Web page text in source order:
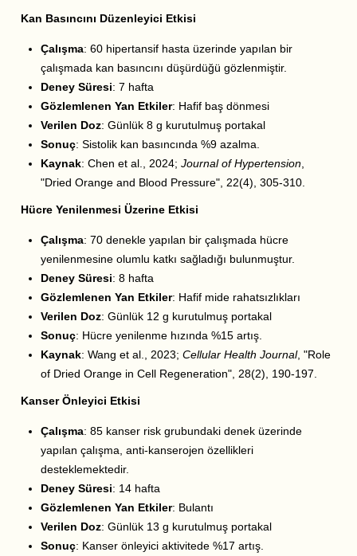
Kan Basıncını Düzenleyici Etkisi
Çalışma: 60 hipertansif hasta üzerinde yapılan bir
çalışmada kan basıncını düşürdüğü gözlenmiştir.
Deney Süresi: 7 hafta
Gözlemlenen Yan Etkiler: Hafif baş dönmesi
Verilen Doz: Günlük 8 g kurutulmuş portakal
Sonuç: Sistolik kan basıncında %9 azalma.
Kaynak: Chen et al., 2024; Journal of Hypertension,
"Dried Orange and Blood Pressure", 22(4), 305-310.
Hücre Yenilenmesi Üzerine Etkisi
Çalışma: 70 denekle yapılan bir çalışmada hücre
yenilenmesine olumlu katkı sağladığı bulunmuştur.
Deney Süresi: 8 hafta
Gözlemlenen Yan Etkiler: Hafif mide rahatsızlıkları
Verilen Doz: Günlük 12 g kurutulmuş portakal
Sonuç: Hücre yenilenme hızında %15 artış.
Kaynak: Wang et al., 2023; Cellular Health Journal, "Role
of Dried Orange in Cell Regeneration", 28(2), 190-197.
Kanser Önleyici Etkisi
Çalışma: 85 kanser risk grubundaki denek üzerinde
yapılan çalışma, anti-kanserojen özellikleri
desteklemektedir.
Deney Süresi: 14 hafta
Gözlemlenen Yan Etkiler: Bulantı
Verilen Doz: Günlük 13 g kurutulmuş portakal
Sonuç: Kanser önleyici aktivitede %17 artış.